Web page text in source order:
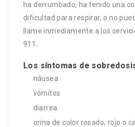
ha derrumbado, ha tenido una
dificultad para respirar, o no
llame inmediamente a los
911.
Los síntomas de
náusea
vómitos
diarrea
orina de color rosado, rojo o